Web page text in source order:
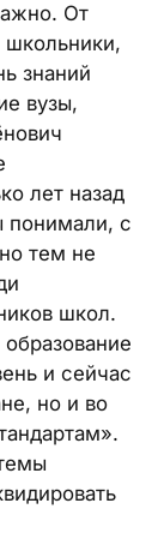
От
школьники,
знаний
вузы,
лет назад
понимали, с
тем не
школ.
и сейчас
но и во